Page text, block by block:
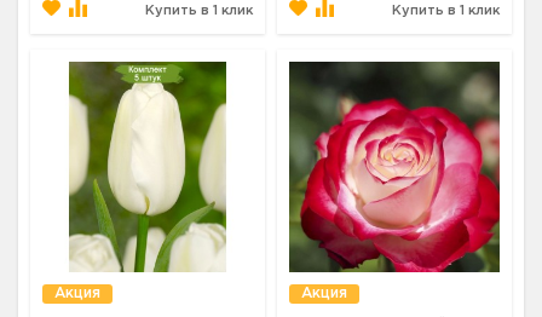
Купить в 1 клик Купить в 1 клик
Акция Акция